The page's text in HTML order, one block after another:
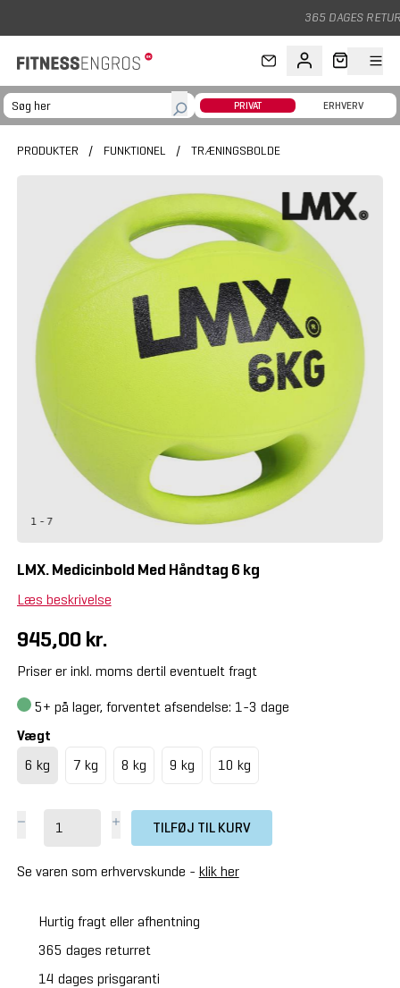
365 DAGES RETURRET
PRIVAT ERHVERV
PRODUKTER / FUNKTIONEL / TRÆNINGSBOLDE
1 - 7
LMX. Medicinbold Med Håndtag 6 kg
Læs beskrivelse
945,00 kr.
Priser er inkl. moms dertil eventuelt fragt
5+ på lager, forventet afsendelse: 1-3 dage
Vægt
6 kg
7 kg 8 kg 9 kg 10 kg
TILFØJ TIL KURV
Se varen som erhvervskunde - klik her
Hurtig fragt eller afhentning
365 dages returret
14 dages prisgaranti